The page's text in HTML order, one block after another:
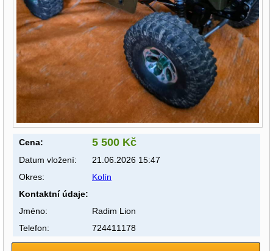
Cena: 5 500 Kč
Datum vložení:
21.06.2026 15:47
Okres:
Kolín
Kontaktní údaje:
Jméno:
Radim Lion
Telefon:
724411178